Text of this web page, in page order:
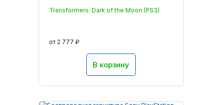
Transformers: Dark of the Moon (PS3)
от 2 777 ₽
В корзину